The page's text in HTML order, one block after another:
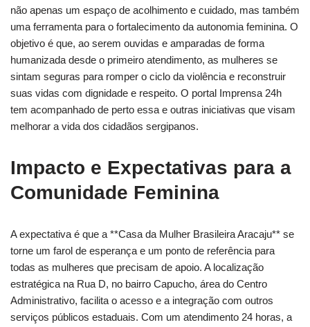
não apenas um espaço de acolhimento e cuidado, mas também
uma ferramenta para o fortalecimento da autonomia feminina. O
objetivo é que, ao serem ouvidas e amparadas de forma
humanizada desde o primeiro atendimento, as mulheres se
sintam seguras para romper o ciclo da violência e reconstruir
suas vidas com dignidade e respeito. O portal Imprensa 24h
tem acompanhado de perto essa e outras iniciativas que visam
melhorar a vida dos cidadãos sergipanos.
Impacto e Expectativas para a
Comunidade Feminina
A expectativa é que a **Casa da Mulher Brasileira Aracaju** se
torne um farol de esperança e um ponto de referência para
todas as mulheres que precisam de apoio. A localização
estratégica na Rua D, no bairro Capucho, área do Centro
Administrativo, facilita o acesso e a integração com outros
serviços públicos estaduais. Com um atendimento 24 horas, a